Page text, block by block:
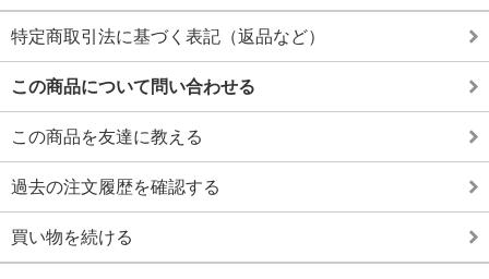
特定商取引法に基づく表記（返品など）
この商品について問い合わせる
この商品を友達に教える
過去の注文履歴を確認する
買い物を続ける